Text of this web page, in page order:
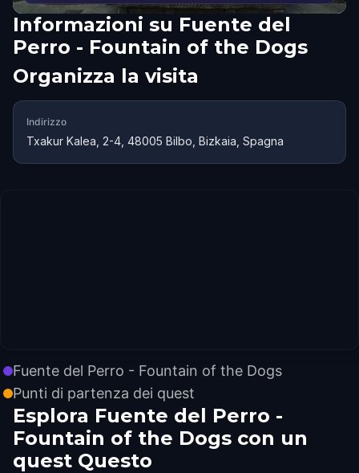
Informazioni su Fuente del
Perro - Fountain of the Dogs
Organizza la visita
Indirizzo
Txakur Kalea, 2-4, 48005 Bilbo, Bizkaia, Spagna
Fuente del Perro - Fountain of the Dogs
Punti di partenza dei quest
Esplora Fuente del Perro -
Fountain of the Dogs con un
quest Questo